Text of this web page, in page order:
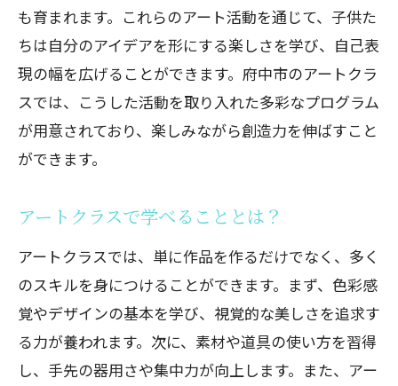
も育まれます。これらのアート活動を通じて、子供た
ちは自分のアイデアを形にする楽しさを学び、自己表
現の幅を広げることができます。府中市のアートクラ
スでは、こうした活動を取り入れた多彩なプログラム
が用意されており、楽しみながら創造力を伸ばすこと
ができます。
アートクラスで学べることとは？
アートクラスでは、単に作品を作るだけでなく、多く
のスキルを身につけることができます。まず、色彩感
覚やデザインの基本を学び、視覚的な美しさを追求す
る力が養われます。次に、素材や道具の使い方を習得
し、手先の器用さや集中力が向上します。また、アー